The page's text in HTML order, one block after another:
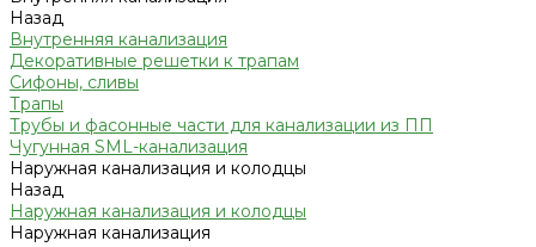
Назад
Внутренняя канализация
Декоративные решетки к трапам
Сифоны, сливы
Трапы
Трубы и фасонные части для канализации из ПП
Чугунная SML-канализация
Наружная канализация и колодцы
Назад
Наружная канализация и колодцы
Наружная канализация